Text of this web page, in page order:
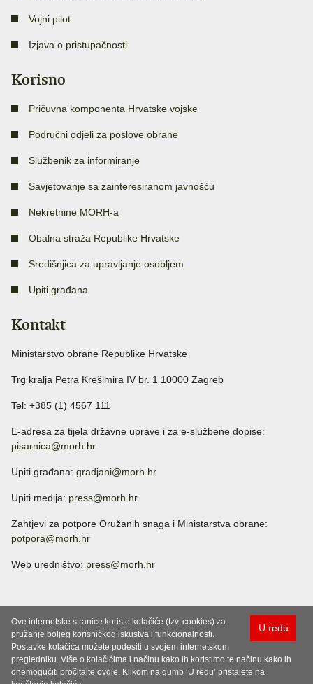
Vojni pilot
Izjava o pristupačnosti
Korisno
Pričuvna komponenta Hrvatske vojske
Područni odjeli za poslove obrane
Službenik za informiranje
Savjetovanje sa zainteresiranom javnošću
Nekretnine MORH-a
Obalna straža Republike Hrvatske
Središnjica za upravljanje osobljem
Upiti građana
Kontakt
Ministarstvo obrane Republike Hrvatske
Trg kralja Petra Krešimira IV br. 1 10000 Zagreb
Tel: +385 (1) 4567 111
E-adresa za tijela državne uprave i za e-službene dopise:
pisarnica@morh.hr
Upiti građana: gradjani@morh.hr
Upiti medija: press@morh.hr
Zahtjevi za potpore Oružanih snaga i Ministarstva obrane:
potpora@morh.hr
Web uredništvo: press@morh.hr
U redu
Ove internetske stranice koriste kolačiće (tzv. cookies) za
pružanje boljeg korisničkog iskustva i funkcionalnosti.
Postavke kolačića možete podesiti u svojem internetskom
pregledniku. Više o kolačićima i načinu kako ih koristimo te načinu kako ih
onemogućiti pročitajte ovdje. Klikom na gumb ‘U redu’ pristajete na